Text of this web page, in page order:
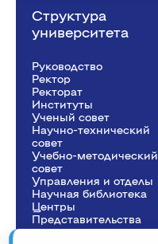
Структура
университета
Руководство
Ректор
Рeкторат
Институты
Ученый совет
Научно-технический
совет
Учебно-методический
совет
Управления и отделы
Научная библиотека
Центры
Представительства